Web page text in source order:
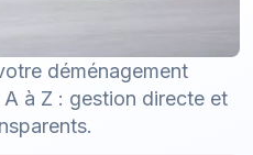
déménagement
à Z : gestion directe et